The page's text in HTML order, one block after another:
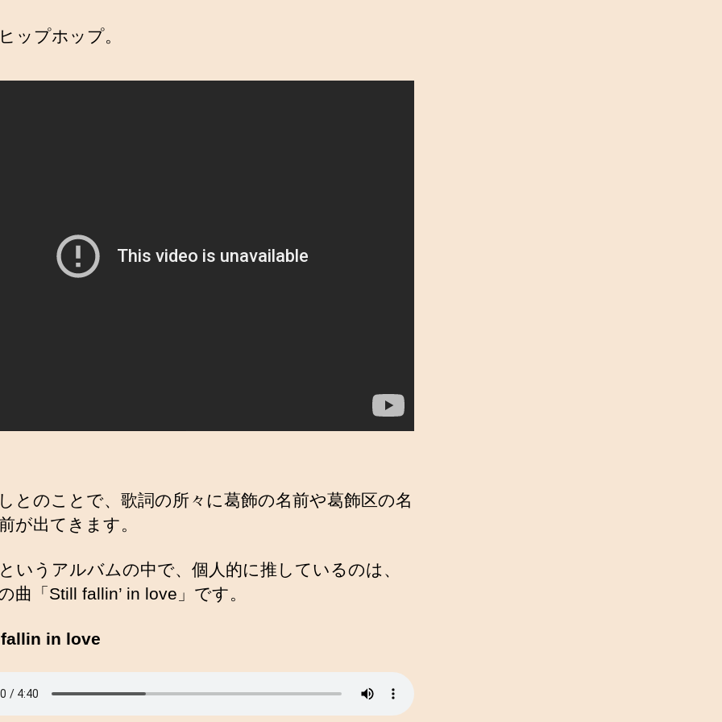
ップホップ。
とのことで、歌詞の所々に葛飾の名前や葛飾区の名
が出てきます。
いうアルバムの中で、個人的に推しているのは、
曲「Still fallin’ in love」です。
in love